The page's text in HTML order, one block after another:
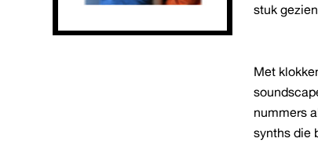
stuk
Met
nummers
synths die